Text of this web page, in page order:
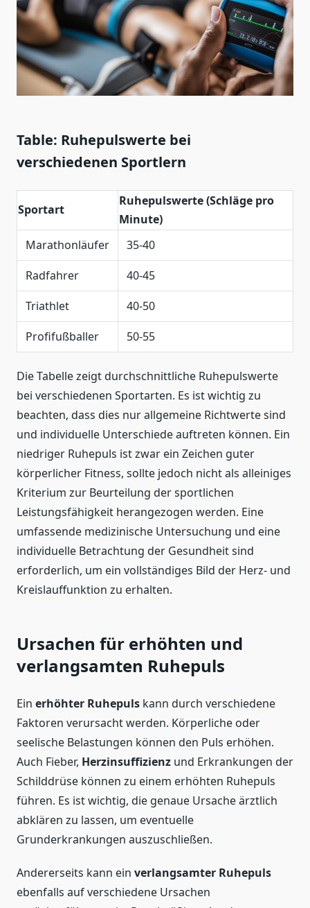
Table: Ruhepulswerte bei
verschiedenen Sportlern
Sportart
Ruhepulswerte (Schläge pro
Minute)
Marathonläufer
35-40
Radfahrer
40-45
Triathlet
40-50
Profifußballer
50-55
Die Tabelle zeigt durchschnittliche Ruhepulswerte
bei verschiedenen Sportarten. Es ist wichtig zu
beachten, dass dies nur allgemeine Richtwerte sind
und individuelle Unterschiede auftreten können. Ein
niedriger Ruhepuls ist zwar ein Zeichen guter
körperlicher Fitness, sollte jedoch nicht als alleiniges
Kriterium zur Beurteilung der sportlichen
Leistungsfähigkeit herangezogen werden. Eine
umfassende medizinische Untersuchung und eine
individuelle Betrachtung der Gesundheit sind
erforderlich, um ein vollständiges Bild der Herz- und
Kreislauffunktion zu erhalten.
Ursachen für erhöhten und
verlangsamten Ruhepuls
Ein erhöhter Ruhepuls kann durch verschiedene
Faktoren verursacht werden. Körperliche oder
seelische Belastungen können den Puls erhöhen.
Auch Fieber, Herzinsuffizienz und Erkrankungen der
Schilddrüse können zu einem erhöhten Ruhepuls
führen. Es ist wichtig, die genaue Ursache ärztlich
abklären zu lassen, um eventuelle
Grunderkrankungen auszuschließen.
Andererseits kann ein verlangsamter Ruhepuls
ebenfalls auf verschiedene Ursachen